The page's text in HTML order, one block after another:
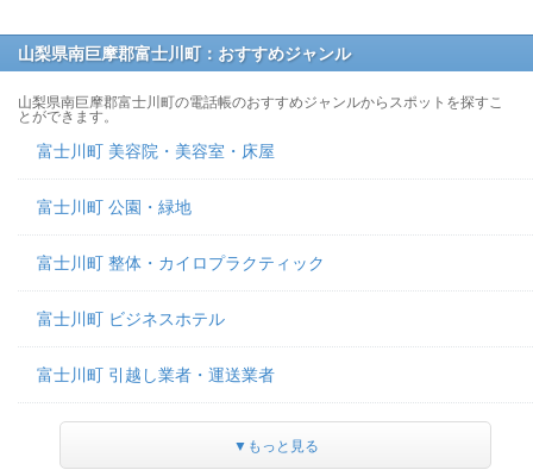
山梨県南巨摩郡富士川町：おすすめジャンル
山梨県南巨摩郡富士川町の電話帳のおすすめジャンルからスポットを探すこ
とができます。
富士川町 美容院・美容室・床屋
富士川町 公園・緑地
富士川町 整体・カイロプラクティック
富士川町 ビジネスホテル
富士川町 引越し業者・運送業者
▼もっと見る